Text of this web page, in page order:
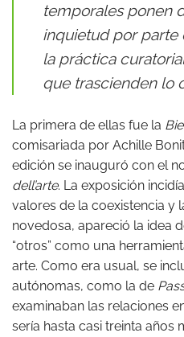
temporales ponen
inquietud por
la práctica
que trascienden lo
La primera de ellas fue la
comisariada por Achille
edición se inauguró con el
dell’arte. La exposición
valores de la coexistencia y
novedosa, apareció la idea
“otros” como una
arte. Como era usual, se
autónomas, como la de
examinaban las relaciones
sería hasta casi treinta años